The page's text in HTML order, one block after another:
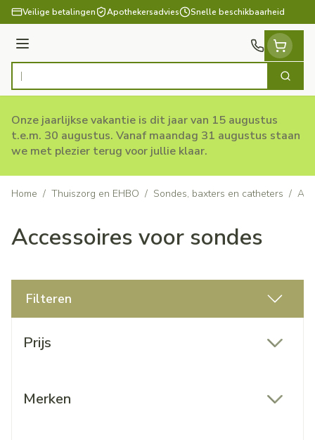
Ga naar de inhoud
Veilige betalingen Apothekersadvies Snelle beschikbaarheid
Menu
Product, merk, categorie... Zoek
Onze jaarlijkse vakantie is dit jaar van 15 augustus
t.e.m. 30 augustus. Vanaf maandag 31 augustus staan
we met plezier terug voor jullie klaar.
Home / Thuiszorg en EHBO / Sondes, baxters en catheters /
Accessoires voor sondes
Filteren
Prijs
Merken